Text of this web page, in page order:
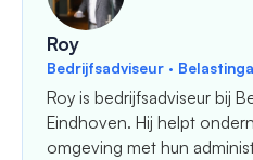
Roy
Bedrijfsadviseur ·
Roy is bedrijfsadviseur bij
Eindhoven. Hij helpt
omgeving met hun